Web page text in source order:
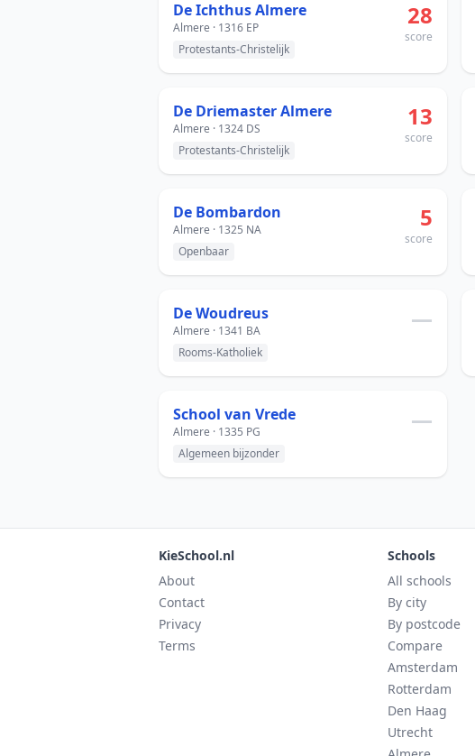
De Ichthus Almere
Almere · 1316 EP
Protestants-Christelijk
28
score
De Driemaster Almere
Almere · 1324 DS
Protestants-Christelijk
13
score
De Bombardon
Almere · 1325 NA
Openbaar
5
score
De Woudreus
Almere · 1341 BA
Rooms-Katholiek
—
School van Vrede
Almere · 1335 PG
Algemeen bijzonder
—
KieSchool.nl
About
Contact
Privacy
Terms
Schools
All schools
By city
By postcode
Compare
Amsterdam
Rotterdam
Den Haag
Utrecht